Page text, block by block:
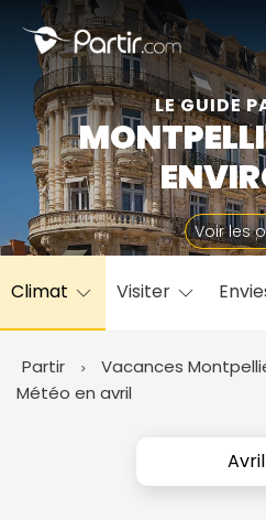
LE GUIDE
Voir les
Climat Visiter
Partir
Vacances
Météo en avril
Avril
📍 Destinations populaires
☀️ Où partir par mois
Janvier
Juillet
Août Septembre